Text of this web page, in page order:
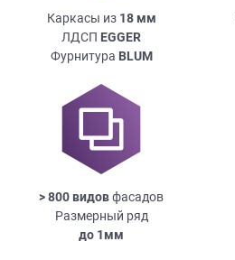
Каркасы из 18мм
ЛДСП EGGER
Фурнитура BLUM
> 800 видовфасадов
Размерный ряд
до 1мм